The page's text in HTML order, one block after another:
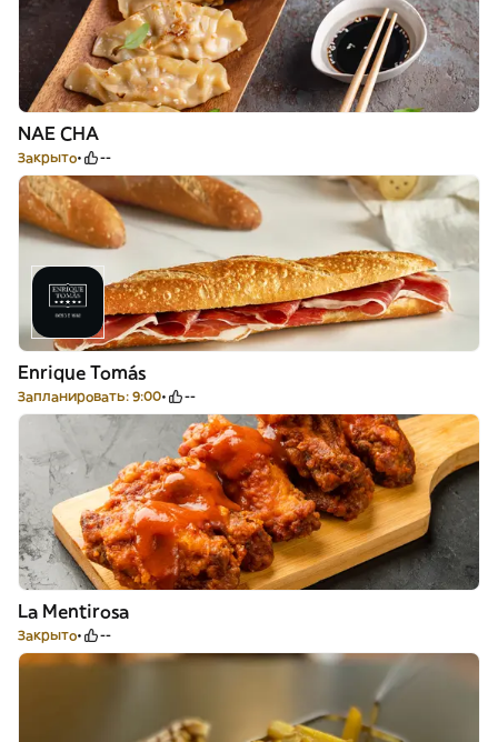
NAE CHA
Закрыто --
Enrique Tomás
Запланировать: 9:00 --
La Mentirosa
Закрыто --